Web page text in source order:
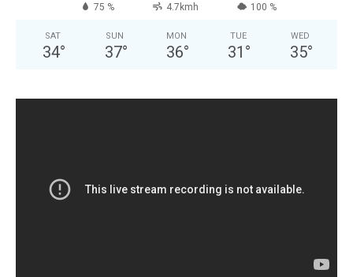
75 % 4.7kmh 100 %
SAT
34°
SUN
37°
MON
36°
TUE
31 °
WED
35°